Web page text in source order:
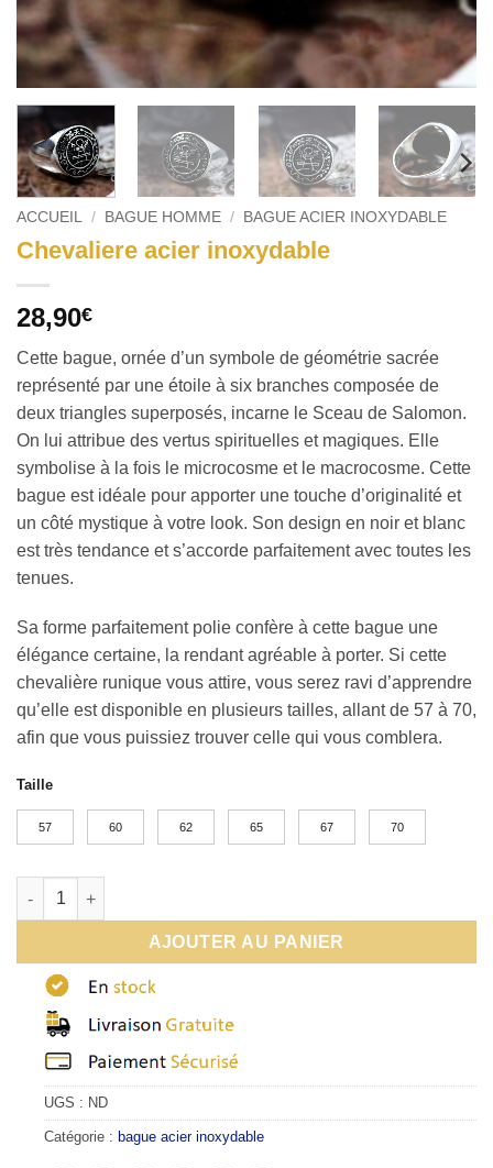
ACCUEIL / BAGUE HOMME / BAGUE ACIER INOXYDABLE
Chevaliere acier inoxydable
28,90€
Cette bague, ornée d’un symbole de géométrie sacrée
représenté par une étoile à six branches composée de
deux triangles superposés, incarne le Sceau de Salomon.
On lui attribue des vertus spirituelles et magiques. Elle
symbolise à la fois le microcosme et le macrocosme. Cette
bague est idéale pour apporter une touche d’originalité et
un côté mystique à votre look. Son design en noir et blanc
est très tendance et s’accorde parfaitement avec toutes les
tenues.
Sa forme parfaitement polie confère à cette bague une
élégance certaine, la rendant agréable à porter. Si cette
chevalière runique vous attire, vous serez ravi d’apprendre
qu’elle est disponible en plusieurs tailles, allant de 57 à 70,
afin que vous puissiez trouver celle qui vous comblera.
Taille
57 60 62 65 67 70
quantité de Chevaliere acier inoxydable
AJOUTER AU PANIER
UGS : ND
Catégorie : bague acier inoxydable